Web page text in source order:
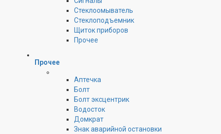
Стеклоомыватель
Стеклоподъемник
Щиток приборов
Прочее
Прочее
Аптечка
Болт
Болт эксцентрик
Водосток
Домкрат
Знак аварийной остановки